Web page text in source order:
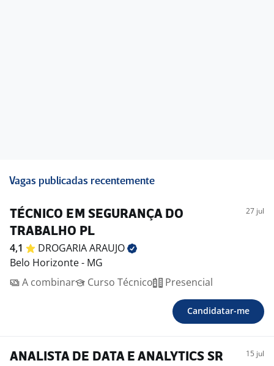
Vagas publicadas recentemente
TÉCNICO EM SEGURANÇA DO
TRABALHO PL
27 jul
4,1 DROGARIAARAUJO
Belo Horizonte - MG
A combinar
Curso Técnico Presencial
Candidatar-me
ANALISTA DE DATA E ANALYTICS SR 15 jul